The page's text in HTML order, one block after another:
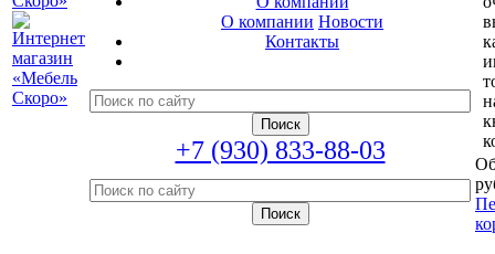
О компании Новости
Контакты
+7 (930) 833-88-03